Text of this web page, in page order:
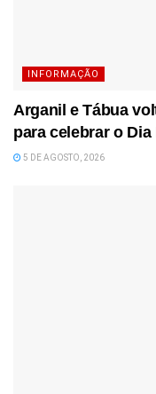
INFORMAÇÃO
Arganil e Tábua
para celebrar o
5 DE AGOSTO, 2026